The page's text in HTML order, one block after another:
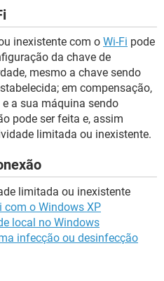
inexistente com o Wi-Fi pode
da chave de
mesmo a chave sendo
em compensação,
a sua máquina sendo
pode ser feita e, assim
limitada ou inexistente.
limitada ou inexistente
com o Windows XP
local no Windows
infecção ou desinfecção